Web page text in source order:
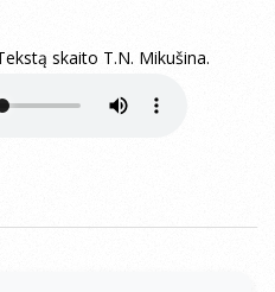
skaito T.N. Mikušina.